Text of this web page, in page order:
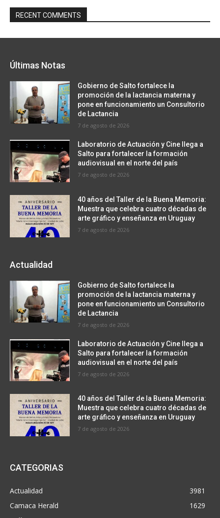
RECENT COMMENTS
Últimas Notas
Gobierno de Salto fortalece la
promoción de la lactancia materna y
pone en funcionamiento un Consultorio
de Lactancia
7 de agosto de 2026
Laboratorio de Actuación y Cine llega a
Salto para fortalecer la formación
audiovisual en el norte del país
7 de agosto de 2026
40 años del Taller de la Buena Memoria:
Muestra que celebra cuatro décadas de
arte gráfico y enseñanza en Uruguay
7 de agosto de 2026
Actualidad
Gobierno de Salto fortalece la
promoción de la lactancia materna y
pone en funcionamiento un Consultorio
de Lactancia
7 de agosto de 2026
Laboratorio de Actuación y Cine llega a
Salto para fortalecer la formación
audiovisual en el norte del país
7 de agosto de 2026
40 años del Taller de la Buena Memoria:
Muestra que celebra cuatro décadas de
arte gráfico y enseñanza en Uruguay
7 de agosto de 2026
CATEGORIAS
Actualidad
3981
Camaca Herald
1629